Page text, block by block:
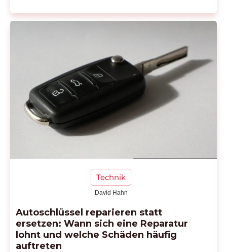
Technik
David Hahn
Autoschlüssel reparieren statt
ersetzen: Wann sich eine Reparatur
lohnt und welche Schäden häufig
auftreten